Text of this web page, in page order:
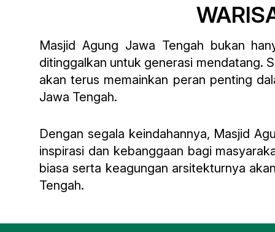
Masjid Agung Jawa Tengah bukan
ditinggalkan untuk generasi mendatang.
akan terus memainkan peran penting
Jawa Tengah.
Dengan segala keindahannya, Masjid
inspirasi dan kebanggaan bagi
biasa serta keagungan arsitekturnya
Tengah.